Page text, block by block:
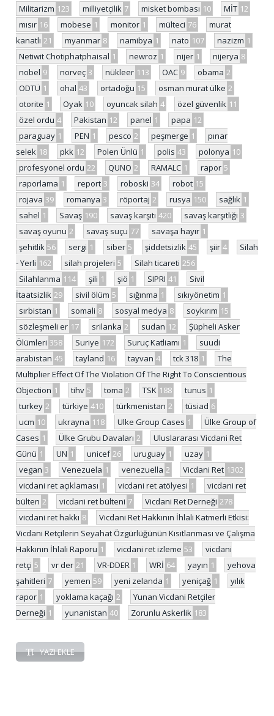
Militarizm 123 milliyetçilik 7 misket bombası 10 MİT 12
mısır 16 mobese 1 monitor 1 mülteci 76
murat
kanatlı 21 myanmar 8 namibya 1 nato 107 nazizm 1
Netiwit Chotiphatphaisal 1 newroz 1 nijer 1 nijerya 8
nobel 9 norveç 3 nükleer 113 OAC 9 obama 2
ODTÜ 1 ohal 43 ortadoğu 15 osman murat ülke 2
otorite 1 Oyak 10 oyuncak silah 4 özel güvenlik 11
özel ordu 4 Pakistan 12 panel 1 papa 12
paraguay 1 PEN 1 pesco 2 peşmerge 1
pınar
selek 18 pkk 12 Polen Ünlü 1 polis 43 polonya 10
profesyonel ordu 22 QUNO 2 RAMALC 1 rapor 5
raporlama 1 report 3 roboski 34 robot 15
rojava 39 romanya 3 röportaj 2 rusya 150 sağlık 1
sahel 1 Savaş 190 savaş karşıtı 420 savaş karşıtlığı 3
savaş oyunu 2 savaş suçu 77 savaşa hayır 1
şehitlik 56 sergi 1 siber 5 şiddetsizlik 45 şiir 4
Silah
- Yerli 162 silah projeleri 5 Silah ticareti 256
Silahlanma 114 şili 1 şiö 1 SIPRI 41
Sivil
İtaatsizlik 29 sivil ölüm 5 sığınma 1 sıkıyönetim 1
sırbistan 1 somali 8 sosyal medya 8 soykırım 15
sözleşmeli er 17 srilanka 2 sudan 12
Şüpheli Asker
Ölümleri 358 Suriye 172 Suruç Katliamı 1
suudi
arabistan 45 tayland 16 tayvan 4 tck 318 1
The
Multiplier Effect Of The Violation Of The Right To Conscientious
Objection 1 tihv 5 toma 2 TSK 188 tunus 1
turkey 2 türkiye 410 türkmenistan 2 tüsiad 6
ucm 10 ukrayna 118 Ulke Group Cases 1
Ülke Group of
Cases 1 Ülke Grubu Davaları 2
Uluslararası Vicdani Ret
Günü 1 UN 1 unicef 26 uruguay 1 uzay 1
vegan 3 Venezuela 1 venezuella 2 Vicdani Ret 1302
vicdani ret açıklaması 1 vicdani ret atölyesi 1
vicdani ret
bülten 2 vicdani ret bülteni 7 Vicdani Ret Derneği 278
vicdani ret hakkı 8
Vicdani Ret Hakkının İhlali Katmerli Etkisi:
Vicdani Retçilerin Seyahat Özgürlüğünün Kısıtlanması ve Çalışma
Hakkının İhlali Raporu 1 vicdani ret izleme 53
vicdani
retçi 5 vr der 21 VR-DDER 1 WRİ 64 yayın 1
yehova
şahitleri 7 yemen 59 yeni zelanda 1 yeniçağ 1
yılık
rapor 1 yoklama kaçağı 2
Yunan Vicdani Retçiler
Derneği 1 yunanistan 40 Zorunlu Askerlik 183
YAZI EKLE